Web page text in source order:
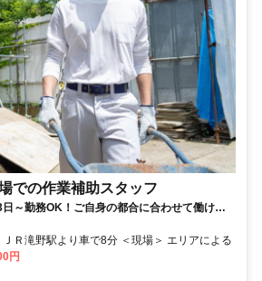
での作業補助スタッフ
～勤務OK！ご自身の都合に合わせて働ける
務所＞ ＪＲ滝野駅より車で8分 ＜現場＞ エリアによる
円